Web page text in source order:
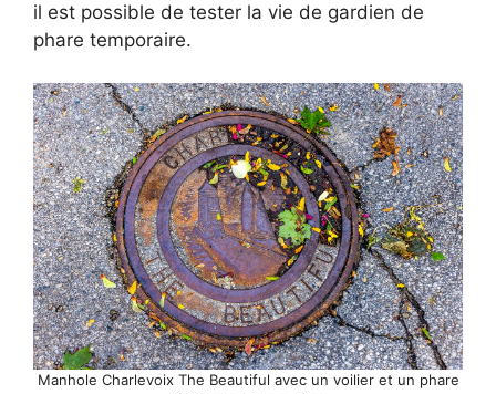
il est possible de tester la vie de gardien de
phare temporaire.
Manhole Charlevoix The Beautiful avec un voilier et un phare